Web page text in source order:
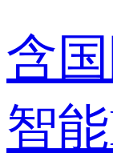
含
智